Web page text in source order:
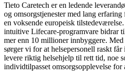
Tieto Caretech er en ledende
og omsorgstjenester med lang
en voksende europeisk
intuitive Lifecare-programvare bidrar
mer enn 10 millioner innbyggere.
sørger vi for at helsepersonell raskt
levere riktig helsehjelp til rett tid, noe
individtilpasset omsorgsopplevelse for